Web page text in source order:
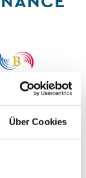
Über Cookies